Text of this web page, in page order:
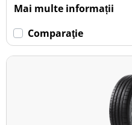
Mai multe informații
Comparaţie